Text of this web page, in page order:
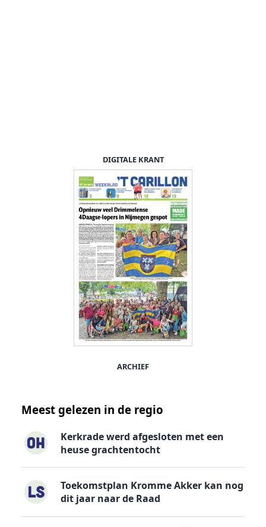
DIGITALE KRANT
ARCHIEF
Meest gelezen in de regio
Kerkrade werd afgesloten met een
heuse grachtentocht
Toekomstplan Kromme Akker kan nog
dit jaar naar de Raad